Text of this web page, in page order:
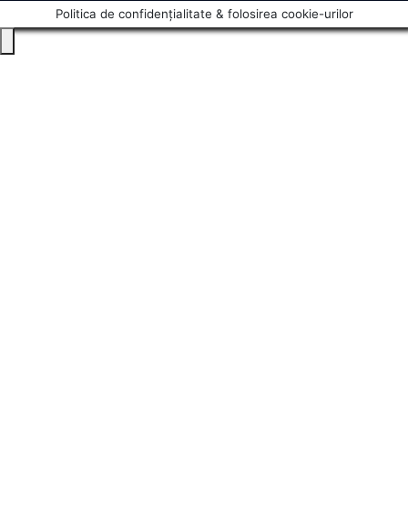
Politica de confidențialitate & folosirea cookie-urilor